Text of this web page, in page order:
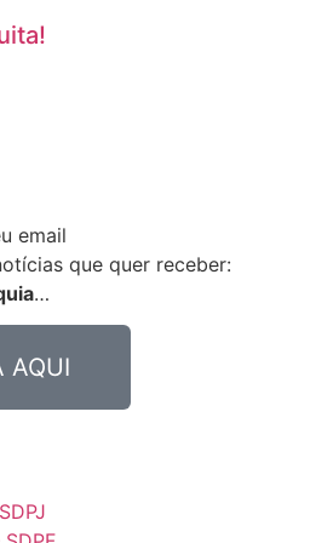
email​
que quer receber:
…
AQUI